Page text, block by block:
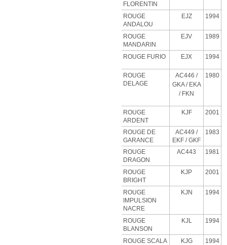
FLORENTIN
ROUGE
ANDALOU
EJZ 1994
ROUGE
MANDARIN
EJV 1989
ROUGE FURIO EJX 1994
ROUGE
DELAGE
AC446 /
GKA / EKA
/ FKN
1980
ROUGE
ARDENT
KJF 2001
ROUGE DE
GARANCE
AC449 /
EKF / GKF
1983
ROUGE
DRAGON
AC443 1981
ROUGE
BRIGHT
KJP 2001
ROUGE
IMPULSION
NACRE
KJN 1994
ROUGE
BLANSON
KJL 1994
ROUGE SCALA KJG 1994